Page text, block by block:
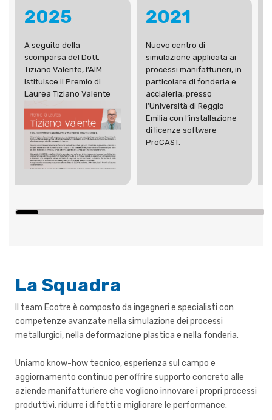
2025
A seguito della
scomparsa del Dott.
Tiziano Valente, l’AIM
istituisce il Premio di
Laurea Tiziano Valente
2021
Nuovo centro di
simulazione applicata ai
processi manifatturieri, in
particolare di fonderia e
acciaieria, presso
l’Università di Reggio
Emilia con l’installazione
di licenze software
ProCAST.
La Squadra
Il team Ecotre è composto da ingegneri e specialisti con
competenze avanzate nella simulazione dei processi
metallurgici, nella deformazione plastica e nella fonderia.
Uniamo know-how tecnico, esperienza sul campo e
aggiornamento continuo per offrire supporto concreto alle
aziende manifatturiere che vogliono innovare i propri processi
produttivi, ridurre i difetti e migliorare le performance.